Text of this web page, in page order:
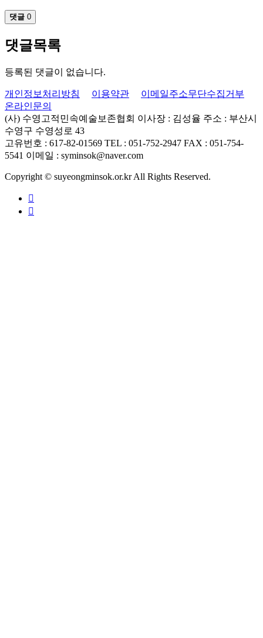
댓글 0
댓글목록
등록된 댓글이 없습니다.
개인정보처리방침 이용약관
이메일주소무단수집거부
온라인문의
(사) 수영고적민속예술보존협회 이사장 : 김성율 주소 : 부산시
수영구 수영성로 43
고유번호 : 617-82-01569 TEL : 051-752-2947 FAX : 051-754-
5541 이메일 : syminsok@naver.com
Copyright © suyeongminsok.or.kr All Rights Reserved.